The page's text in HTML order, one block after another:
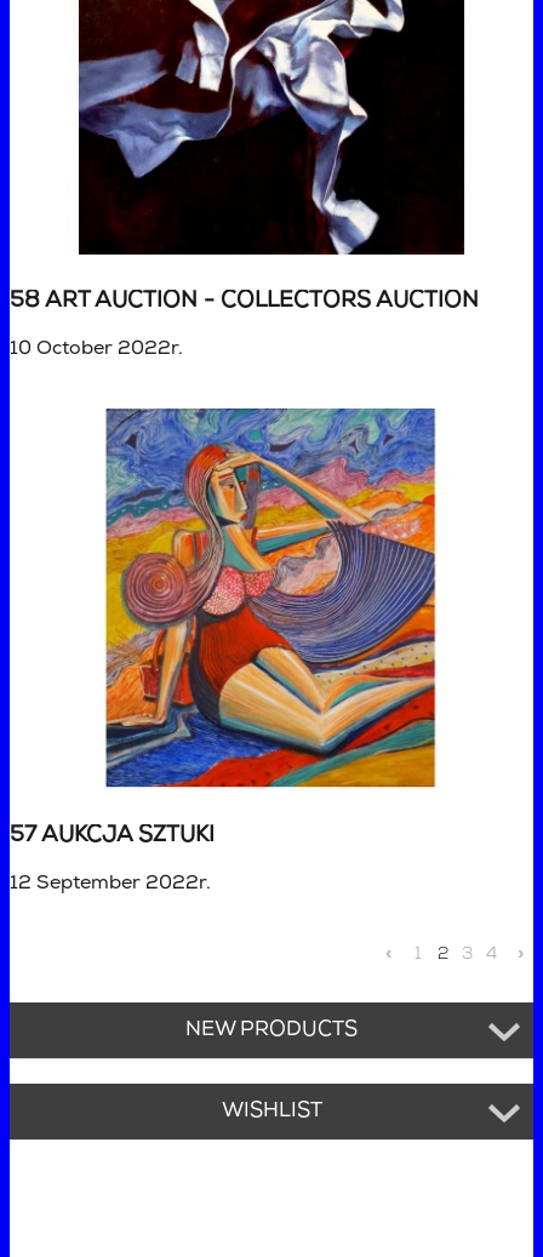
58 ART AUCTION - COLLECTORS AUCTION
10 October 2022r.
57 AUKCJA SZTUKI
12 September 2022r.
« 1 2 3 4 »
NEW PRODUCTS
WISHLIST